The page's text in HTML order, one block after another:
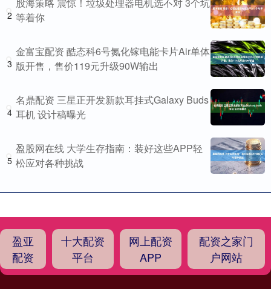
2 等着你
3
金富宝配资 酷态科6号氮化镓电能卡片Air单体
版开售，售价119元升级90W输出
4
名鼎配资 三星正开发新款耳挂式Galaxy Buds
耳机 设计稿曝光
5
盈股网在线 大学生存指南：装好这些APP轻
松应对各种挑战
盈亚
配资
十大配资
平台
网上配资
APP
配资之家门
户网站